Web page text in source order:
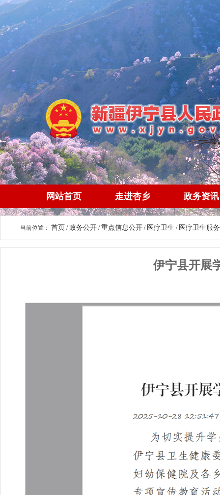
网站首页 走进杏乡 政务资讯
当前位置： 首页 /政务公开 /重点信息公开 / 医疗卫生 / 医疗卫生服务
伊宁县开展